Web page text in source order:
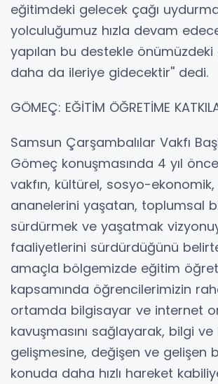
eğitimdeki gelecek çağı
yolculuğumuz hızla devam
yapılan bu destekle
daha da ileriye gidecektir'' dedi.
GÖMEÇ: EĞİTİM ÖĞRETİME
Samsun Çarşambalılar Vakfı
Gömeç konuşmasında 4 yıl
vakfın, kültürel, sosyo-
ananelerini yaşatan, toplumsal
sürdürmek ve yaşatmak
faaliyetlerini sürdürdüğünü
amaçla bölgemizde eğitim
kapsamında öğrencilerimizin
ortamda bilgisayar ve internet
kavuşmasını sağlayarak, bilgi
gelişmesine, değişen ve gelişen
konuda daha hızlı hareket